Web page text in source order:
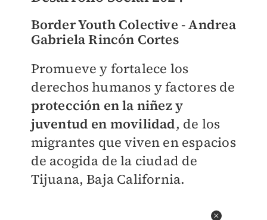
Border Youth Colective - Andrea
Gabriela Rincón Cortes
Promueve y fortalece los
derechos humanos y factores de
protección en la niñez y
juventud en movilidad, de los
migrantes que viven en espacios
de acogida de la ciudad de
Tijuana, Baja California.